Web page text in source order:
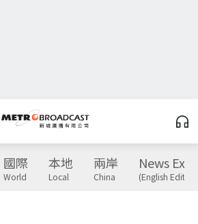
國際
World
本地
Local
兩岸
China
News
(English